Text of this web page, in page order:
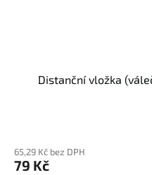
Distanční vložka
65,29 Kč bez DPH
79 Kč